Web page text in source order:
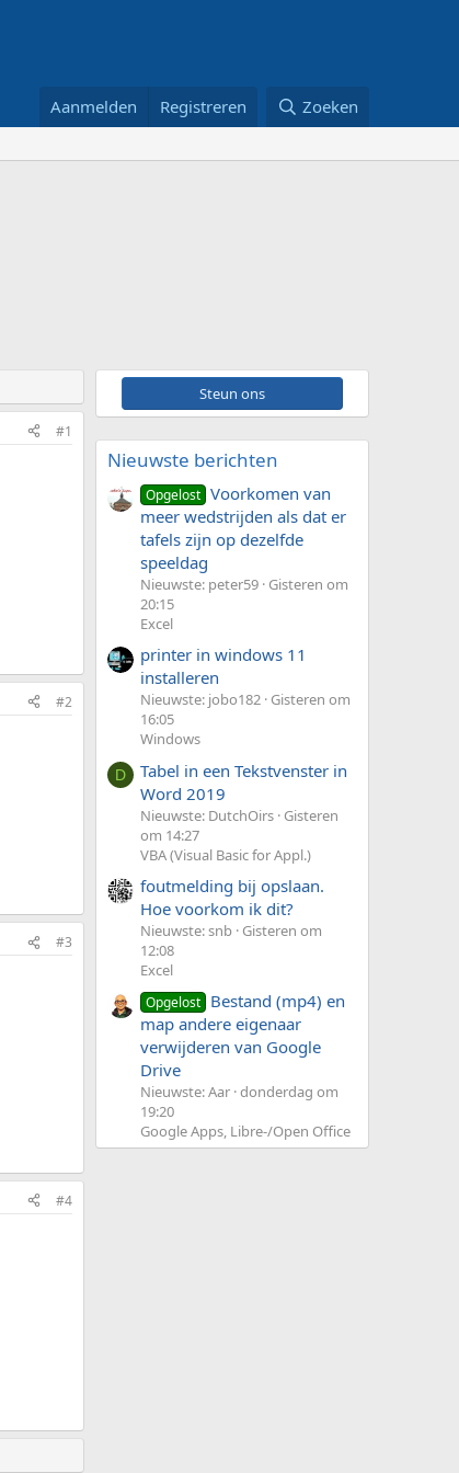
Aanmelden Registreren Zoeken
#1
#2
#3
#4
Steun ons
Nieuwste berichten
Opgelost Voorkomen van
meer wedstrijden als dat er
tafels zijn op dezelfde
speeldag
Nieuwste: peter59 Gisteren om
20:15
Excel
printer in windows 11
installeren
Nieuwste: jobo182 Gisteren om
16:05
Windows
D
Tabel in een Tekstvenster in
Word 2019
Nieuwste: DutchOirs Gisteren
om 14:27
VBA (Visual Basic for Appl.)
foutmelding bij opslaan.
Hoe voorkom ik dit?
Nieuwste: snb Gisteren om
12:08
Excel
Opgelost Bestand (mp4) en
map andere eigenaar
verwijderen van Google
Drive
Nieuwste: Aar donderdag om
19:20
Google Apps, Libre-/Open Office